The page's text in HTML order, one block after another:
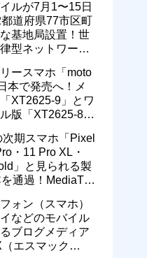
大
ルが7月1〜15日
道府県77市区町
基地局設置！世
型ネットワーク
改善
ースマホ「moto
本で発売へ！メ
XT2625-9」とワ
版「XT2625-8」
期スマホ「Pixel
・11 Pro XL・
」と見られる製
通過！MediaTek
ォン（スマホ）
などのモバイル
ブログメディア
（エスマック